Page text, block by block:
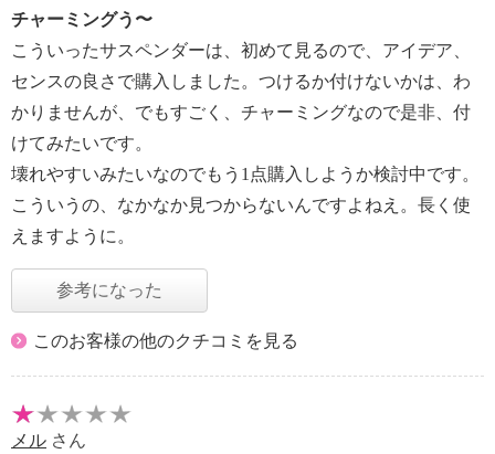
チャーミングう〜
こういったサスペンダーは、初めて見るので、アイデア、
センスの良さで購入しました。つけるか付けないかは、わ
かりませんが、でもすごく、チャーミングなので是非、付
けてみたいです。
壊れやすいみたいなのでもう1点購入しようか検討中です。
こういうの、なかなか見つからないんですよねえ。長く使
えますように。
参考になった
このお客様の他のクチコミを見る
メル さん